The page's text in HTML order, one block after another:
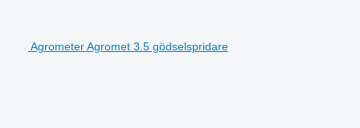
Agrometer Agromet 3.5 gödselspridare